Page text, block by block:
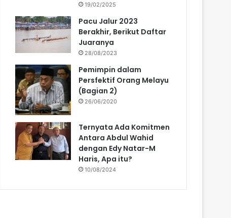
19/02/2025
Pacu Jalur 2023
Berakhir, Berikut Daftar
Juaranya
28/08/2023
Pemimpin dalam
Persfektif Orang Melayu
(Bagian 2)
26/06/2020
Ternyata Ada Komitmen
Antara Abdul Wahid
dengan Edy Natar-M
Haris, Apa itu?
10/08/2024